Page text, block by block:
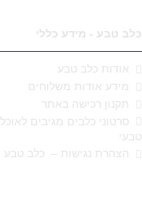
כלב טבע - מידע כללי
אודות כלב טבע
מידע אודות משלוחים
תקנון רכישה באתר
סרטוני כלבים מגיבים לאוכל
טבעי
הצהרת נגישות – כלב טבע